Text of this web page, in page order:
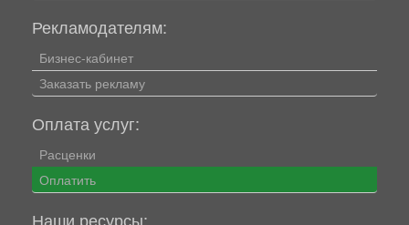
Рекламодателям:
Бизнес-кабинет
Заказать рекламу
Оплата услуг:
Расценки
Оплатить
Наши ресурсы: